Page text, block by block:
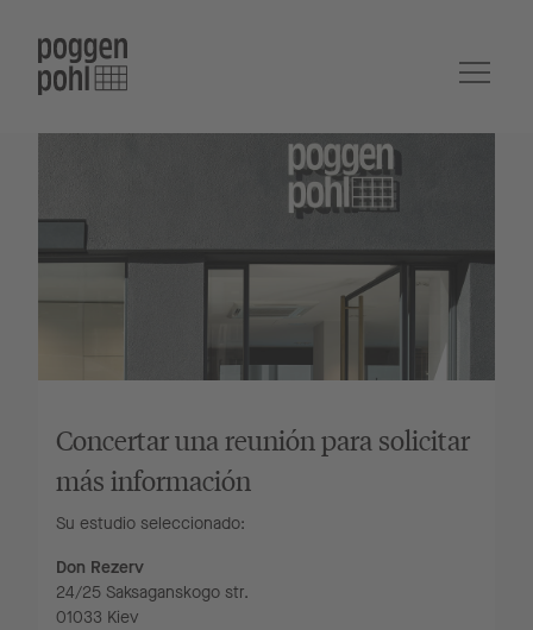
Concertar una reunión para solicitar
más información
Su estudio seleccionado:
Don Rezerv
24/25 Saksaganskogo str.
01033 Kiev